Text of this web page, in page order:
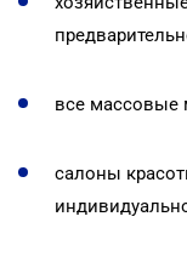
все массовые
салоны